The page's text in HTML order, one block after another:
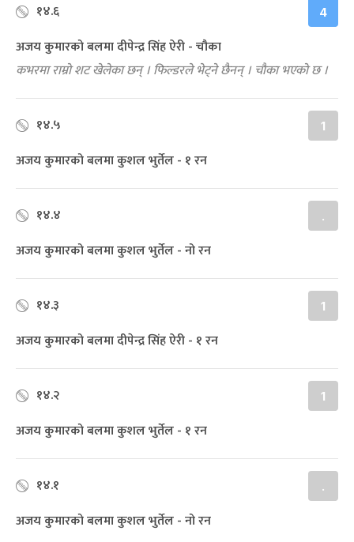
१४.६ 4
अजय कुमारको बलमा दीपेन्द्र सिंह ऐरी - चौका
कभरमा राम्रो शट खेलेका छन् । फिल्डरले भेट्ने छैनन् । चौका भएको छ ।
१४.५ 1
अजय कुमारको बलमा कुशल भुर्तेल - १ रन
१४.४ .
अजय कुमारको बलमा कुशल भुर्तेल - नो रन
१४.३ 1
अजय कुमारको बलमा दीपेन्द्र सिंह ऐरी - १ रन
१४.२ 1
अजय कुमारको बलमा कुशल भुर्तेल - १ रन
१४.१ .
अजय कुमारको बलमा कुशल भुर्तेल - नो रन